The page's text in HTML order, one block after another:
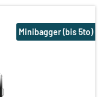
Minibagger (bis 5to)